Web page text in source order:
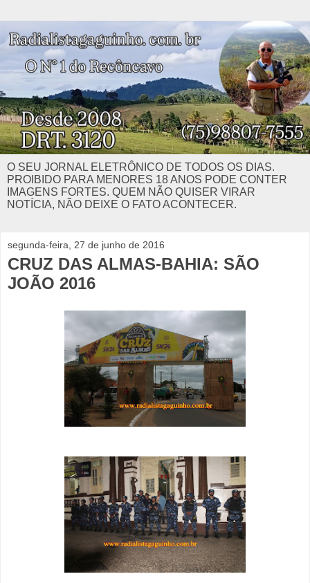
O SEU JORNAL ELETRÔNICO DE TODOS OS DIAS.
PROIBIDO PARA MENORES 18 ANOS PODE CONTER
IMAGENS FORTES. QUEM NÃO QUISER VIRAR
NOTÍCIA, NÃO DEIXE O FATO ACONTECER.
segunda-feira, 27 de junho de 2016
CRUZ DAS ALMAS-BAHIA: SÃO
JOÃO 2016